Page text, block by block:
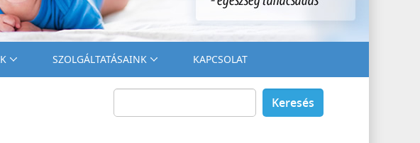
SZOLGÁLTATÁSAINK KAPCSOLAT
Keresés: